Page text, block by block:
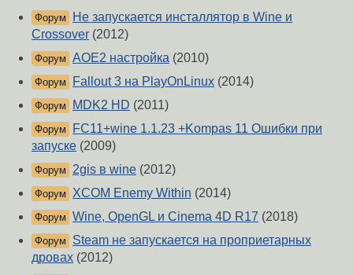
Форум
Не запускается инсталлятор в Wine и
Crossover (2012)
Форум AOE2 настройка (2010)
Форум Fallout 3 на PlayOnLinux (2014)
Форум MDK2 HD (2011)
Форум
FC11+wine 1.1.23 +Kompas 11 Ошибки при
запуске (2009)
Форум 2gis в wine (2012)
Форум XCOM Enemy Within (2014)
Форум Wine, OpenGL и Cinema 4D R17 (2018)
Форум
Steam не запускается на проприетарных
дровах (2012)